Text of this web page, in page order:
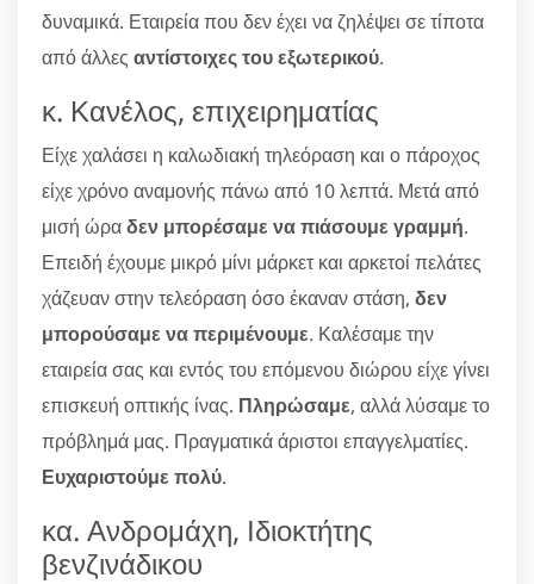
δυναμικά. Εταιρεία που δεν έχει να ζηλέψει σε τίποτα
από άλλες αντίστοιχες του εξωτερικού.
κ. Κανέλος, επιχειρηματίας
Είχε χαλάσει η καλωδιακή τηλεόραση και ο πάροχος
είχε χρόνο αναμονής πάνω από 10 λεπτά. Μετά από
μισή ώραδεν μπορέσαμε να πιάσουμε γραμμή.
Επειδή έχουμε μικρό μίνι μάρκετ και αρκετοί πελάτες
χάζευαν στην τελεόραση όσο έκαναν στάση, δεν
μπορούσαμε να περιμένουμε. Καλέσαμε την
εταιρεία σας και εντός του επόμενου διώρου είχε γίνει
επισκευή οπτικής ίνας. Πληρώσαμε, αλλά λύσαμε το
πρόβλημά μας. Πραγματικά άριστοι επαγγελματίες.
Ευχαριστούμε πολύ.
κα. Ανδρομάχη, Ιδιοκτήτης
βενζινάδικου